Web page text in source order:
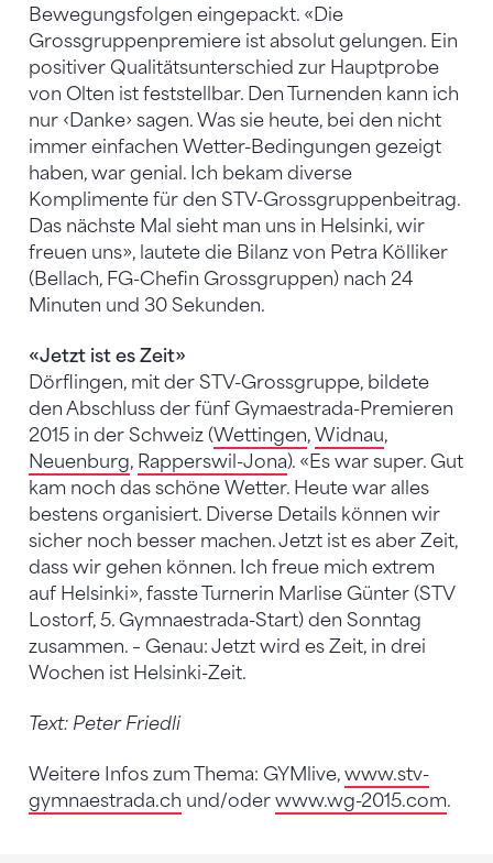
Bewegungsfolgen eingepackt. «Die
Grossgruppenpremiere ist absolut gelungen. Ein
positiver Qualitätsunterschied zur Hauptprobe
von Olten ist feststellbar. Den Turnenden kann ich
nur ‹Danke› sagen. Was sie heute, bei den nicht
immer einfachen Wetter-Bedingungen gezeigt
haben, war genial. Ich bekam diverse
Komplimente für den STV-Grossgruppenbeitrag.
Das nächste Mal sieht man uns in Helsinki, wir
freuen uns», lautete die Bilanz von Petra Kölliker
(Bellach, FG-Chefin Grossgruppen) nach 24
Minuten und 30 Sekunden.
«Jetzt ist es Zeit»
Dörflingen, mit der STV-Grossgruppe, bildete
den Abschluss der fünf Gymaestrada-Premieren
2015 in der Schweiz (Wettingen, Widnau,
Neuenburg, Rapperswil-Jona). «Es war super. Gut
kam noch das schöne Wetter. Heute war alles
bestens organisiert. Diverse Details können wir
sicher noch besser machen. Jetzt ist es aber Zeit,
dass wir gehen können. Ich freue mich extrem
auf Helsinki», fasste Turnerin Marlise Günter (STV
Lostorf, 5. Gymnaestrada-Start) den Sonntag
zusammen. – Genau: Jetzt wird es Zeit, in drei
Wochen ist Helsinki-Zeit.
Text: Peter Friedli
Weitere Infos zum Thema: GYMlive, www.stv-
gymnaestrada.ch und/oder www.wg-2015.com.